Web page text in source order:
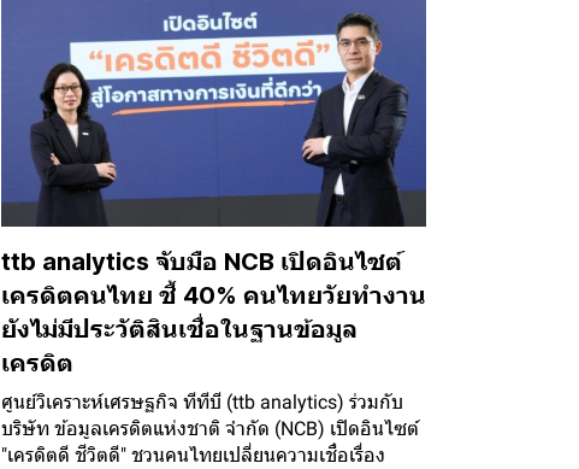
ttb analytics จับมือ NCB เปิดอินไซต์
เครดิตคนไทย ชี้ 40% คนไทยวัยทำงาน
ยังไม่มีประวัติสินเชื่อในฐานข้อมูล
เครดิต
ศูนย์วิเคราะห์เศรษฐกิจ ทีทีบี (ttb analytics) ร่วมกับ
บริษัท ข้อมูลเครดิตแห่งชาติ จำกัด (NCB) เปิดอินไซต์
"เครดิตดี ชีวิตดี" ชวนคนไทยเปลี่ยนความเชื่อเรื่อง